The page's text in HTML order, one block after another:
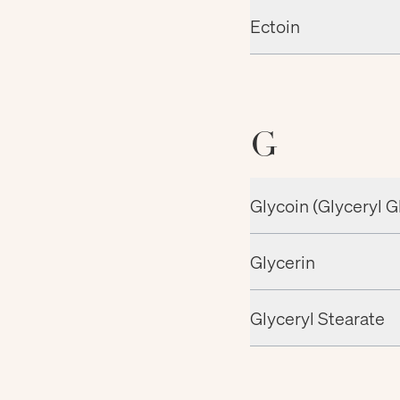
Ectoin
G
Glycoin (Glyceryl
Glycerin
Glyceryl Stearate